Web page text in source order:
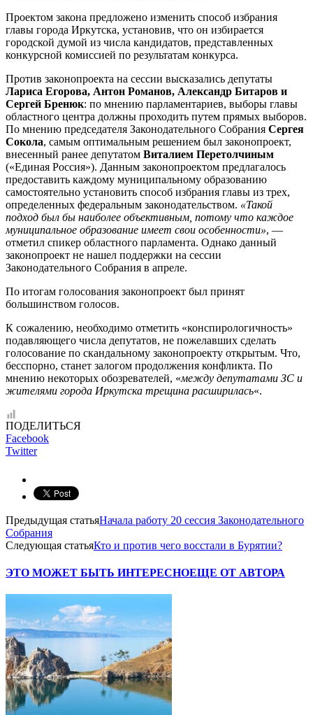
Проектом закона предложено изменить способ избрания
главы города Иркутска, установив, что он избирается
городской думой из числа кандидатов, представленных
конкурсной комиссией по результатам конкурса.
Против законопроекта на сессии высказались депутаты
Лариса Егорова, Антон Романов, Александр Битаров и
Сергей Бренюк: по мнению парламентариев, выборы главы
областного центра должны проходить путем прямых выборов.
По мнению председателя Законодательного Собрания Сергея
Сокола, самым оптимальным решением был законопроект,
внесенный ранее депутатом Виталием Перетолчиным
(«Единая Россия»). Данным законопроектом предлагалось
предоставить каждому муниципальному образованию
самостоятельно установить способ избрания главы из трех,
определенных федеральным законодательством. «Такой
подход был бы наиболее объективным, потому что каждое
муниципальное образование имеет свои особенности», —
отметил спикер областного парламента. Однако данный
законопроект не нашел поддержки на сессии
Законодательного Собрания в апреле.
По итогам голосования законопроект был принят
большинством голосов.
К сожалению, необходимо отметить «конспирологичность»
подавляющего числа депутатов, не пожелавших сделать
голосование по скандальному законопроекту открытым. Что,
бесспорно, станет залогом продолжения конфликта. По
мнению некоторых обозревателей, «между депутатами ЗС и
жителями города Иркутска трещина расширилась«.
ПОДЕЛИТЬСЯ
Facebook
Twitter
Предыдущая статьяНачала работу 20 сессия Законодательного
Собрания
Следующая статьяКто и против чего восстали в Бурятии?
ЭТО МОЖЕТ БЫТЬ ИНТЕРЕСНОЕЩЕ ОТ АВТОРА